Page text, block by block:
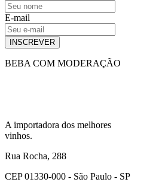
E-mail
INSCREVER
BEBA COM MODERAÇÃO
A importadora dos melhores
vinhos.
Rua Rocha, 288
CEP 01330-000 - São Paulo - SP